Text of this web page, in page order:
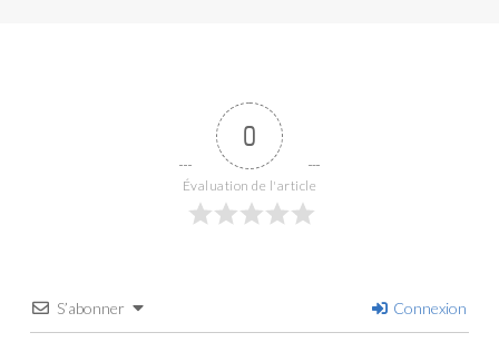
0
Évaluation de l'article
S’abonner Connexion